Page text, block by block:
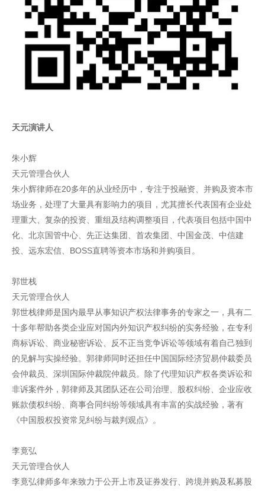
天元演讲人
朱小辉
天元管理合伙人
朱小辉律师在20多年的从业经历中，专注于投融资、并购及资本市
场业务，处理了大量具有影响力的项目，尤其擅长代表国有企业处
理重大、复杂的投资、重组及结构调整项目，代表项目包括中国中
化、北京国管中心、先正达集团、首农集团、中国金茂、中信建
投、远东宏信、BOSS直聘等资本市场和并购项目。
郭世栈
天元管理合伙人
郭世栈律师是国内最早从事知识产权法律事务的专家之一，具有二
十多年帮助各类企业应对国内外知识产权纠纷的实务经验，在专利
商标诉讼、商业秘密诉讼、反不正当竞争诉讼等领域有着自己独到
的见解与实操经验。郭律师同时还担任中国国际经济贸易仲裁委员
会仲裁员、深圳国际仲裁院仲裁员。除了代理知识产权各类诉讼和
非诉案件外，郭律师及其团队还在公司治理、股权纠纷、企业应收
账款债权纠纷、商事合同纠纷等领域具有丰富的实战经验，著有
《中国股权投资常见纠纷与裁判观点》。
李竟弘
天元管理合伙人
李竟弘律师多年来致力于公开上市及证券发行、跨境并购及私募股